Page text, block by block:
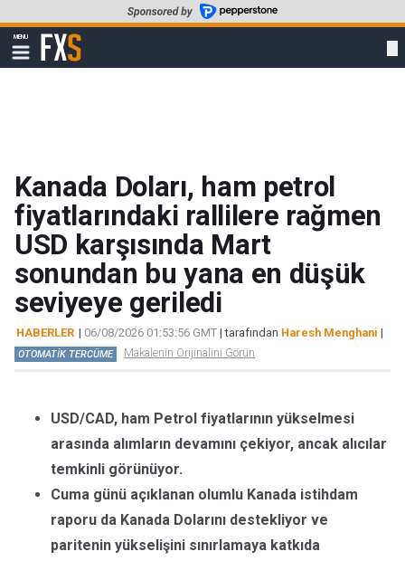
to
main
content
MENU
Show
navigation
FXStreet
Kanada Doları, ham petrol
fiyatlarındaki rallilere rağmen
USD karşısında Mart
sonundan bu yana en düşük
seviyeye geriledi
HABERLER | 06/08/2026 01:53:56 GMT | tarafından Haresh Menghani |
OTOMATİK TERCÜME Makalenin Orijinalini Görün
USD/CAD, ham Petrol fiyatlarının yükselmesi
arasında alımların devamını çekiyor, ancak alıcılar
temkinli görünüyor.
Cuma günü açıklanan olumlu Kanada istihdam
raporu da Kanada Dolarını destekliyor ve
paritenin yükselişini sınırlamaya katkıda